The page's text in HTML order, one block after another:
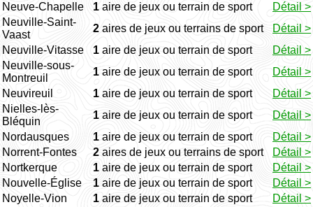
Neuve-Chapelle
1 aire de jeux ou terrain de sport
Détail >
Neuville-Saint-
Vaast
2 aires de jeux ou terrains de sport
Détail >
Neuville-Vitasse
1 aire de jeux ou terrain de sport
Détail >
Neuville-sous-
Montreuil
1 aire de jeux ou terrain de sport
Détail >
Neuvireuil
1 aire de jeux ou terrain de sport
Détail >
Nielles-lès-
Bléquin
1 aire de jeux ou terrain de sport
Détail >
Nordausques
1 aire de jeux ou terrain de sport
Détail >
Norrent-Fontes
2 aires de jeux ou terrains de sport
Détail >
Nortkerque
1 aire de jeux ou terrain de sport
Détail >
Nouvelle-Église
1 aire de jeux ou terrain de sport
Détail >
Noyelle-Vion
1 aire de jeux ou terrain de sport
Détail >